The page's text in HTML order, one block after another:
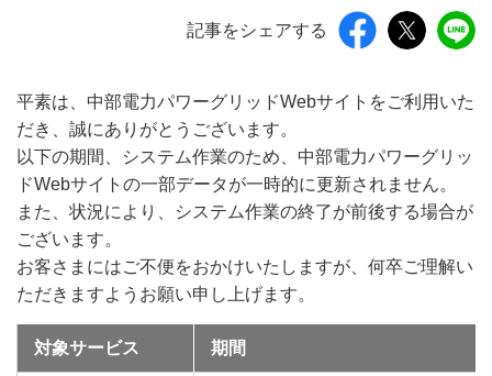
記事をシェアする
平素は、中部電力パワーグリッドWebサイトをご利用いた
だき、誠にありがとうございます。
以下の期間、システム作業のため、中部電力パワーグリッ
ドWebサイトの一部データが一時的に更新されません。
また、状況により、システム作業の終了が前後する場合が
ございます。
お客さまにはご不便をおかけいたしますが、何卒ご理解い
ただきますようお願い申し上げます。
対象サービス 期間